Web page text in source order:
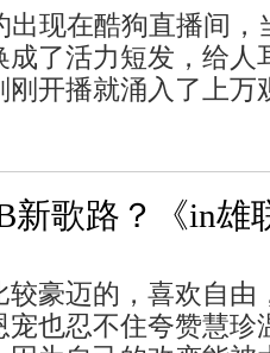
出现在酷狗直播间，
了活力短发，给人
开播就涌入了上万
新歌路？《in雄
豪迈的，喜欢自由
宠也忍不住夸赞慧珍